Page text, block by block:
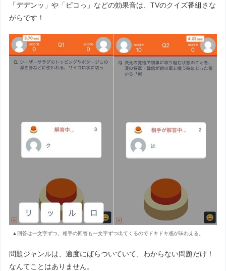
「デデンッ」や「ピコっ」などの効果音は、TVのクイズ番組さな
がらです！
▲回答は一文字ずつ。相手の回答も一文字ずつ出てくるのでドキドキ感が味わえる。
問題ジャンルは、適度にばらついていて、わからない問題だけ！
なんてことはありません。